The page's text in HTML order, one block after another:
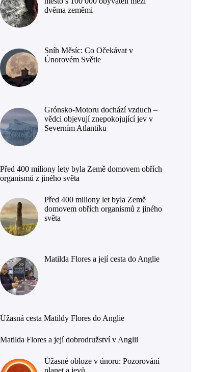
dvěma zeměmi
Sníh Měsíc: Co Očekávat v
Únorovém Světle
Grónsko-Motoru dochází vzduch –
vědci objevují znepokojující jev v
Severním Atlantiku
Před 400 miliony lety byla Země domovem obřích
organismů z jiného světa
Před 400 miliony let byla Země
domovem obřích organismů z jiného
světa
Matilda Flores a její cesta do Anglie
Úžasná cesta Matildy Flores do Anglie
Matilda Flores a její dobrodružství v Anglii
Úžasné obloze v únoru: Pozorování
planet a jevů